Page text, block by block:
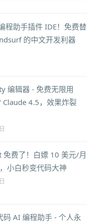
程助手插件 IDE！免费替
的中文开发利器
编辑器 - 免费无限用
4.5，效果炸裂
费了！白嫖 10 美元/月
小白秒变代码大神
码 AI 编程助手 - 个人永